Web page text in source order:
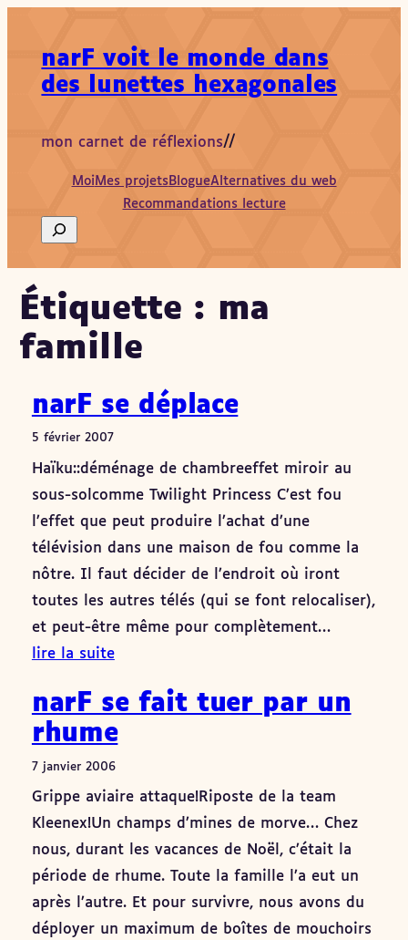
contenu
narF voit le monde dans
des lunettes hexagonales
mon carnet de réflexions//
MoiMes projetsBlogueAlternatives du web
Recommandations lecture
Search
Étiquette : ma
famille
narF se déplace
5 février 2007
Haïku::déménage de chambreeffet miroir au
sous-solcomme Twilight Princess C’est fou
l’effet que peut produire l’achat d’une
télévision dans une maison de fou comme la
nôtre. Il faut décider de l’endroit où iront
toutes les autres télés (qui se font relocaliser),
et peut-être même pour complètement…
lire la suite
narF se fait tuer par un
rhume
7 janvier 2006
Grippe aviaire attaque!Riposte de la team
Kleenex!Un champs d’mines de morve… Chez
nous, durant les vacances de Noël, c’était la
période de rhume. Toute la famille l’a eut un
après l’autre. Et pour survivre, nous avons du
déployer un maximum de boîtes de mouchoirs